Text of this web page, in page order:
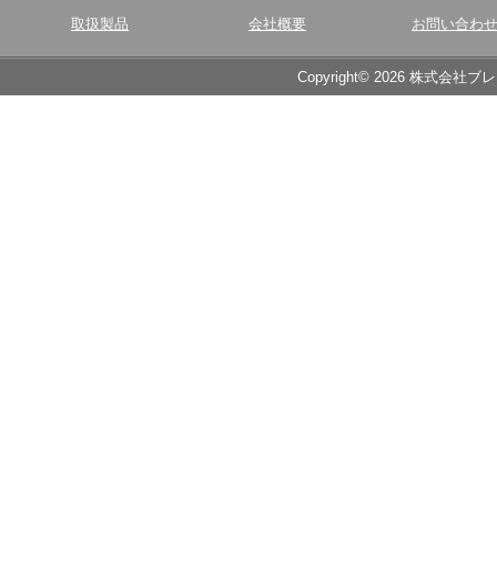
取扱製品 会社概要 お問い合わせ
Copyright© 2026 株式会社ブ